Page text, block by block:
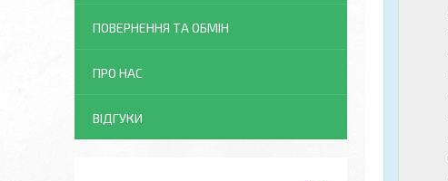
ПОВЕРНЕННЯ ТА ОБМІН
ПРО НАС
ВІДГУКИ